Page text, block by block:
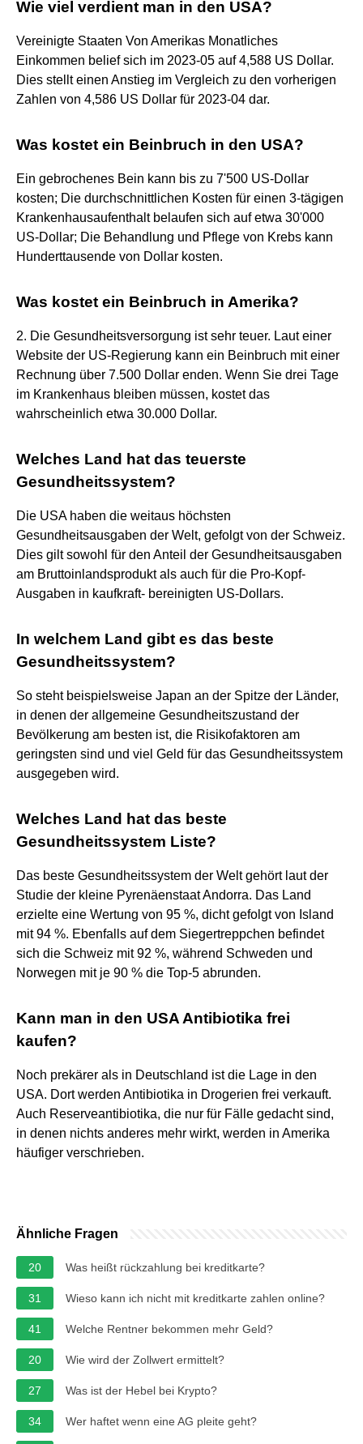
Wie viel verdient man in den USA?
Vereinigte Staaten Von Amerikas Monatliches
Einkommen belief sich im 2023-05 auf 4,588 US Dollar.
Dies stellt einen Anstieg im Vergleich zu den vorherigen
Zahlen von 4,586 US Dollar für 2023-04 dar.
Was kostet ein Beinbruch in den USA?
Ein gebrochenes Bein kann bis zu 7'500 US-Dollar
kosten; Die durchschnittlichen Kosten für einen 3-tägigen
Krankenhausaufenthalt belaufen sich auf etwa 30'000
US-Dollar; Die Behandlung und Pflege von Krebs kann
Hunderttausende von Dollar kosten.
Was kostet ein Beinbruch in Amerika?
2. Die Gesundheitsversorgung ist sehr teuer. Laut einer
Website der US-Regierung kann ein Beinbruch mit einer
Rechnung über 7.500 Dollar enden. Wenn Sie drei Tage
im Krankenhaus bleiben müssen, kostet das
wahrscheinlich etwa 30.000 Dollar.
Welches Land hat das teuerste
Gesundheitssystem?
Die USA haben die weitaus höchsten
Gesundheitsausgaben der Welt, gefolgt von der Schweiz.
Dies gilt sowohl für den Anteil der Gesundheitsausgaben
am Bruttoinlandsprodukt als auch für die Pro-Kopf-
Ausgaben in kaufkraft- bereinigten US-Dollars.
In welchem Land gibt es das beste
Gesundheitssystem?
So steht beispielsweise Japan an der Spitze der Länder,
in denen der allgemeine Gesundheitszustand der
Bevölkerung am besten ist, die Risikofaktoren am
geringsten sind und viel Geld für das Gesundheitssystem
ausgegeben wird.
Welches Land hat das beste
Gesundheitssystem Liste?
Das beste Gesundheitssystem der Welt gehört laut der
Studie der kleine Pyrenäenstaat Andorra. Das Land
erzielte eine Wertung von 95 %, dicht gefolgt von Island
mit 94 %. Ebenfalls auf dem Siegertreppchen befindet
sich die Schweiz mit 92 %, während Schweden und
Norwegen mit je 90 % die Top-5 abrunden.
Kann man in den USA Antibiotika frei
kaufen?
Noch prekärer als in Deutschland ist die Lage in den
USA. Dort werden Antibiotika in Drogerien frei verkauft.
Auch Reserveantibiotika, die nur für Fälle gedacht sind,
in denen nichts anderes mehr wirkt, werden in Amerika
häufiger verschrieben.
Ähnliche Fragen
20 Was heißt rückzahlung bei kreditkarte?
31 Wieso kann ich nicht mit kreditkarte zahlen online?
41 Welche Rentner bekommen mehr Geld?
20 Wie wird der Zollwert ermittelt?
27 Was ist der Hebel bei Krypto?
34 Wer haftet wenn eine AG pleite geht?